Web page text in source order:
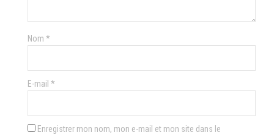
Nom *
E-mail *
Enregistrer mon nom, mon e-mail et mon site dans le